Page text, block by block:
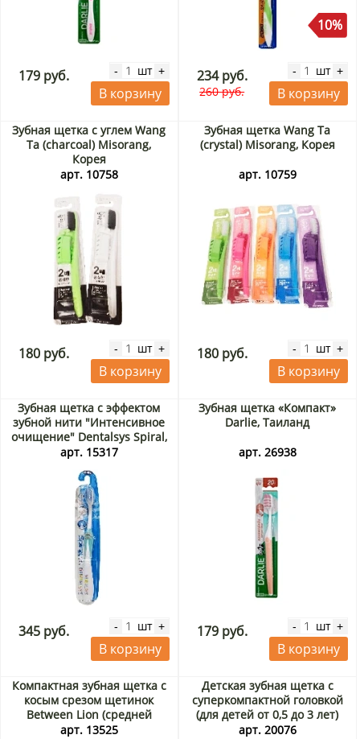
179 руб. - шт +
В корзину
10%
234 руб.
260 руб.
- шт +
В корзину
Зубная щетка с углем Wang
Ta (charcoal) Misorang,
Корея
арт. 10758
180 руб. - шт +
В корзину
Зубная щетка Wang Ta
(crystal) Misorang, Корея
арт. 10759
180 руб. - шт +
В корзину
Зубная щетка с эффектом
зубной нити "Интенсивное
очищение" Dentalsys Spiral,
Корея
арт. 15317
345 руб. - шт +
В корзину
Зубная щетка «Компакт»
Darlie, Таиланд
арт. 26938
179 руб. - шт +
В корзину
Компактная зубная щетка с
косым срезом щетинок
Between Lion (средней
жесткости), Япония
арт. 13525
Детская зубная щетка с
суперкомпактной головкой
(для детей от 0,5 до 3 лет)
Doraemon Ebisu, Япония
арт. 20076